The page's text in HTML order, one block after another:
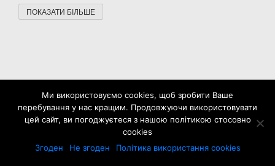
ПОКАЗАТИ БІЛЬШЕ
Ми використовуємо cookies, щоб зробити Ваше
перебування у нас кращим. Продовжуючи використовувати
цей сайт, ви погоджуєтеся з нашою політикою стосовно
cookies
Згоден
Не згоден Політика використання cookies